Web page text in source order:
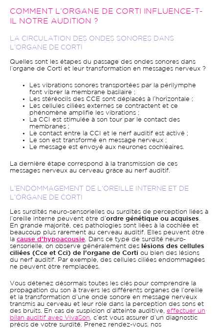
COMMENT L’ORGANE DE CORTI INFLUENCE-T-
IL NOTRE AUDITION ?
LA CIRCULATION DES ONDES SONORES DANS
L’ORGANE DE CORTI
Quelles sont les étapes du passage des ondes sonores dans
l’organe de Corti et leur transformation en messages nerveux ?
Les vibrations sonores transportées par la périlymphe
font vibrer la membrane basilaire ;
Les stéréocils des CCE sont déplacés à l’horizontale ;
Les cellules ciliées externes se contractent et ce
phénomène amplifie les vibrations ;
La CCI est stimulée à son tour par le contact des
membranes ;
Le contact entre la CCI et le nerf auditif est activé ;
Le son est transformé en message nerveux ;
Le message est envoyé aux neurones cochléaires.
La dernière étape correspond à la transmission de ces
messages nerveux au cerveau grâce au nerf auditif.
L’ENDOMMAGEMENT DE L’OREILLE INTERNE ET DE
L’ORGANE DE CORTI
Les surdités neuro-sensorielles ou surdités de perception liées à
l’oreille interne peuvent être d’ordre génétique ou acquises
En grande majorité, ces pathologies sont liées à la cochlée et
beaucoup plus rarement au cerveau auditif. Elles peuvent être
la cause d’hypoacousie . Dans ce type de surdité neuro-
sensorielle, on observe généralement des
lésions des cellules
ciliées (Cce et Cci) de l’organe de Corti ou bien des lésions
du nerf auditif. Par exemple, des cellules ciliées endommagées
ne peuvent être remplacées.
Vous détenez désormais toutes les clés pour comprendre la
propagation du son à travers les différents organes de l’oreille
et la transformation d’une onde sonore en message nerveux
transmis au cerveau et leur rôle dans la perception des sons et
des bruits. En cas de suspicion d’atteinte auditive, effectuer un
bilan auditif avec VivaSon , c’est vous assurer d’un diagnostic
précis de votre surdité. Prenez rendez-vous, nos